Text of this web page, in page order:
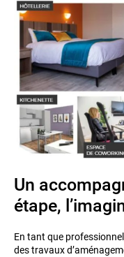
Un
étape,
En tant que
des travaux